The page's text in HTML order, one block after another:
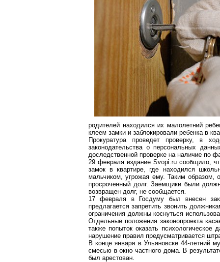
родителей находился их малолетний
клеем замки и заблокировали ребенка в
Прокуратура проведет проверку, в
законодательства о персональных
доследственной проверке на наличие по
29 февраля издание Svopi.ru сообщило,
замок в квартире, где находился
мальчиком, угрожая ему. Таким образом,
просроченный долг. Заемщики были
возвращен долг, не сообщается.
17 февраля в Госдуму был внесен
предлагается запретить звонить
ограничения должны коснуться
Отдельные положения законопроекта
также попыток оказать
нарушение правил предусматривается
В конце января в Ульяновске 44-летний
смесью в окно частного дома. В
был арестован.